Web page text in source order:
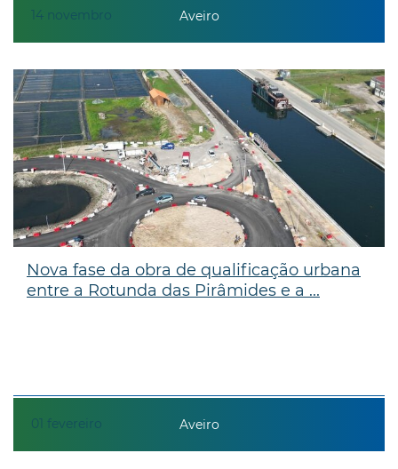
14 novembro Aveiro
01 fevereiro
Nova fase da obra de qualificação urbana
entre a Rotunda das Pirâmides e a ...
Aveiro